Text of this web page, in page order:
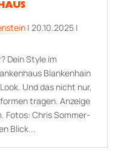
| 20.10.2025|
Dein Style im
Blankenhain
Und das nicht nur,
tragen. Anzeige
Fotos: Chris Sommer-
Blick...